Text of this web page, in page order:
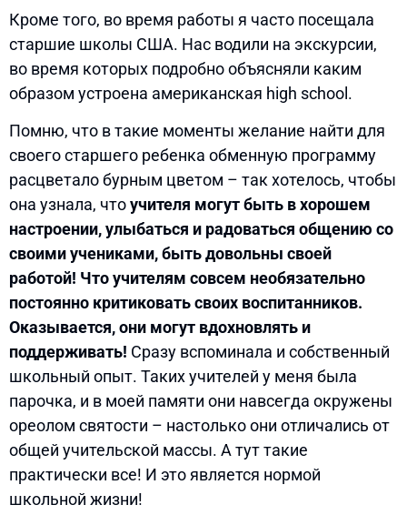
Кроме того, во время работы я часто посещала
старшие школы США. Нас водили на экскурсии,
во время которых подробно объясняли каким
образом устроена американская high school.
Помню, что в такие моменты желание найти для
своего старшего ребенка обменную программу
расцветало бурным цветом – так хотелось, чтобы
она узнала, чтоучителя могут быть в хорошем
настроении, улыбаться и радоваться общению со
своими учениками, быть довольны своей
работой! Что учителям совсем необязательно
постоянно критиковать своих воспитанников.
Оказывается, они могут вдохновлять и
поддерживать! Сразу вспоминала и собственный
школьный опыт. Таких учителей у меня была
парочка, и в моей памяти они навсегда окружены
ореолом святости – настолько они отличались от
общей учительской массы. А тут такие
практически все! И это является нормой
школьной жизни!